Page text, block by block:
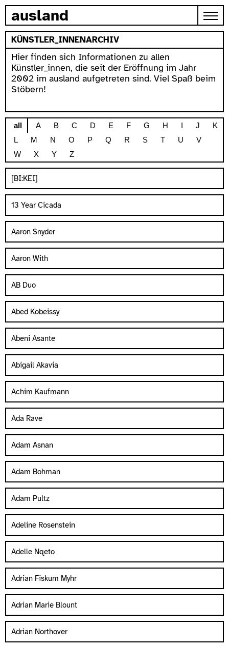
zum inhalt springen
ausland
KÜNSTLER_INNENARCHIV
Hier finden sich Informationen zu allen
Künstler_innen, die seit der Eröffnung im Jahr
2002 im ausland aufgetreten sind. Viel Spaß beim
Stöbern!
all A B C D E F G H I J
K
L
M N O P Q R S T U
V
W
X Y Z
[BI:KEI]
13 Year Cicada
Aaron Snyder
Aaron With
AB Duo
Abed Kobeissy
Abeni Asante
Abigail Akavia
Achim Kaufmann
Ada Rave
Adam Asnan
Adam Bohman
Adam Pultz
Adeline Rosenstein
Adelle Nqeto
Adrian Fiskum Myhr
Adrian Marie Blount
Adrian Northover